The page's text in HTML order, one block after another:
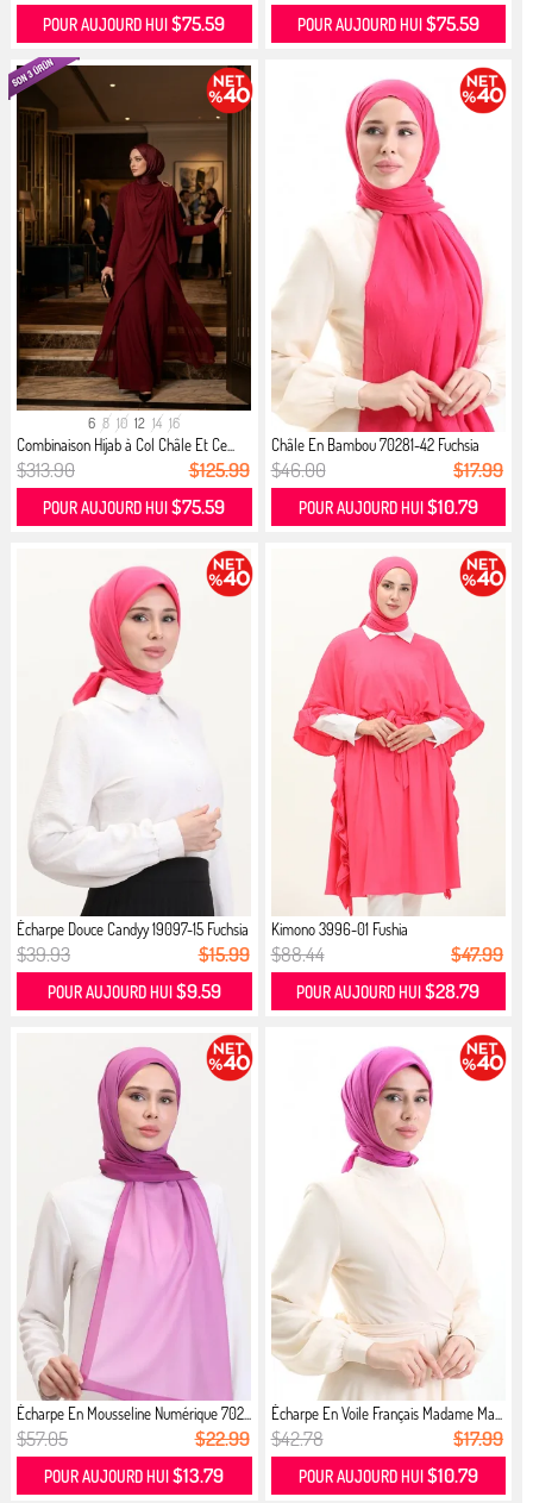
POUR AUJOURD HUI$75.59 POUR AUJOURD HUI$75.59
6 8 10 12 14 16
Combinaison Hijab à Col Châle Et Ce...
$313.90 $125.99
POUR AUJOURD HUI$75.59
Châle En Bambou 70281-42 Fuchsia
$46.00 $17.99
POUR AUJOURD HUI $10.79
Écharpe Douce Candyy 19097-15 Fuchsia
$39.93 $15.99
POUR AUJOURD HUI $9.59
Kimono 3996-01 Fushia
$88.44 $47.99
POUR AUJOURD HUI$28.79
Écharpe En Mousseline Numérique 702...
$57.05 $22.99
POUR AUJOURD HUI$13.79
Écharpe En Voile Français Madame Ma...
$42.78 $17.99
POUR AUJOURD HUI $10.79